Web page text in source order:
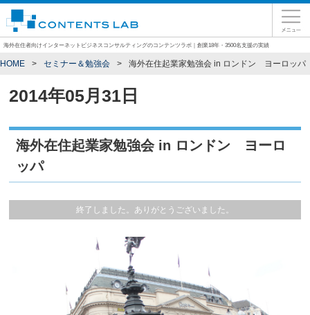
海外在住者向けインターネットビジネスコンサルティングのコンテンツラボ｜創業18年・3500名支援の実績
HOME セミナー＆勉強会 海外在住起業家勉強会 in ロンドン ヨーロッパ
2014年05月31日
海外在住起業家勉強会 in ロンドン ヨーロ
ッパ
終了しました。ありがとうございました。